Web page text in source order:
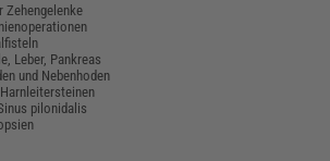
Zehengelenke
Leber, Pankreas
und Nebenhoden
pilonidalis